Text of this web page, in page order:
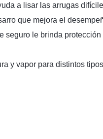
a lisar las arrugas
que mejora el
seguro le brinda protección
y vapor para distintos